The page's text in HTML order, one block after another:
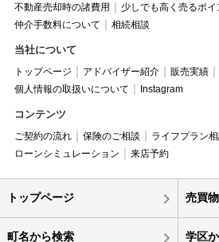
不動産売却時の諸費用
少しでも高く売るポイ
仲介手数料について
相続相談
当社について
トップページ アドバイザー紹介 販売実績
個人情報の取扱いについて
Instagram
コンテンツ
ご契約の流れ 保険のご相談 ライフプラン
ローンシミュレーション
来店予約
トップページ 売買
町名から検索 学区